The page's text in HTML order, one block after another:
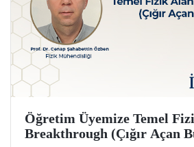
Öğretim Üyemize Temel
Breakthrough (Çığır Açan